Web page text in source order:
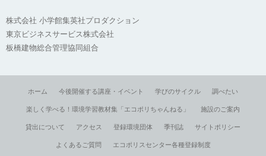
株式会社 小学館集英社プロダクション
東京ビジネスサービス株式会社
板橋建物総合管理協同組合
ホーム 今後開催する講座・イベント 学びのサイクル 調べたい
楽しく学べる！環境学習教材集「エコポリちゃんねる」 施設のご案内
貸出について アクセス 登録環境団体 季刊誌 サイトポリシー
よくあるご質問 エコポリスセンター各種登録制度